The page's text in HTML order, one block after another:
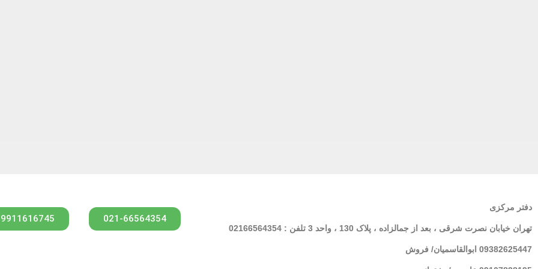
دفتر مرکزی
تهران خیابان نصرت شرقی ، بعد از جمالزاده ، پلاک 130 ، واحد 3 تلفن : 02166564354
09382625447 ابوالقاسمیان/ فروش
021-66564354